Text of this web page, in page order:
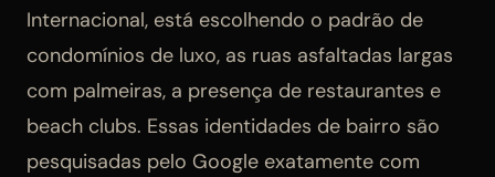
Internacional, está escolhendo o padrão de
condomínios de luxo, as ruas asfaltadas largas
com palmeiras, a presença de restaurantes e
beach clubs. Essas identidades de bairro são
pesquisadas pelo Google exatamente com